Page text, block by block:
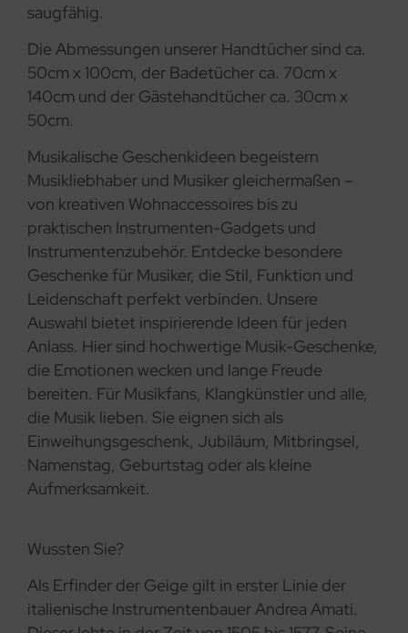
saugfähig.
Die Abmessungen unserer Handtücher sind ca.
50cm x 100cm, der Badetücher ca. 70cm x
140cm und der Gästehandtücher ca. 30cm x
50cm.
Musikalische Geschenkideen begeistern
Musikliebhaber und Musiker gleichermaßen –
von kreativen Wohnaccessoires bis zu
praktischen Instrumenten-Gadgets und
Instrumentenzubehör. Entdecke besondere
Geschenke für Musiker, die Stil, Funktion und
Leidenschaft perfekt verbinden. Unsere
Auswahl bietet inspirierende Ideen für jeden
Anlass. Hier sind hochwertige Musik-Geschenke,
die Emotionen wecken und lange Freude
bereiten. Für Musikfans, Klangkünstler und alle,
die Musik lieben. Sie eignen sich als
Einweihungsgeschenk, Jubiläum, Mitbringsel,
Namenstag, Geburtstag oder als kleine
Aufmerksamkeit.
Wussten Sie?
Als Erfinder der Geige gilt in erster Linie der
italienische Instrumentenbauer Andrea Amati.